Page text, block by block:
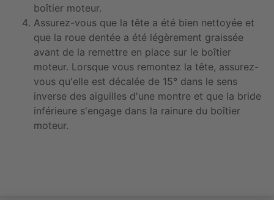
boîtier moteur.
Assurez-vous que la tête a été bien nettoyée et
que la roue dentée a été légèrement graissée
avant de la remettre en place sur le boîtier
moteur. Lorsque vous remontez la tête, assurez-
vous qu'elle est décalée de 15° dans le sens
inverse des aiguilles d'une montre et que la bride
inférieure s'engage dans la rainure du boîtier
moteur.